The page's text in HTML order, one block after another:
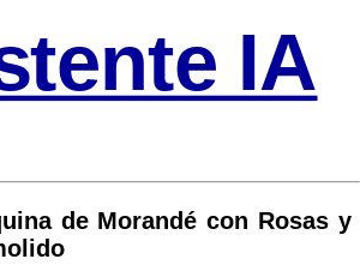
IA
de Morandé con Rosas y